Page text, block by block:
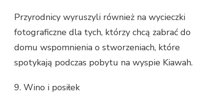
Przyrodnicy wyruszyli również na wycieczki
fotograficzne dla tych, którzy chcą zabrać do
domu wspomnienia o stworzeniach, które
spotykają podczas pobytu na wyspie Kiawah.
9. Wino i posiłek